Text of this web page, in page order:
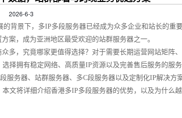
2026-6-3
背景下，多IP多段服务器已经成为众多企业和站长的重
案，成为亚洲地区最受欢迎的站群服务器之一。
多，究竟哪家更值得选择？对于需要长期运营网站矩阵
择拥有稳定网络、高质量IP资源以及完善售后服务的服务
务器、站群服务器、多C段服务器以及定制化IP解决方
文将详细介绍香港多IP多段服务器的优势，以及为什么